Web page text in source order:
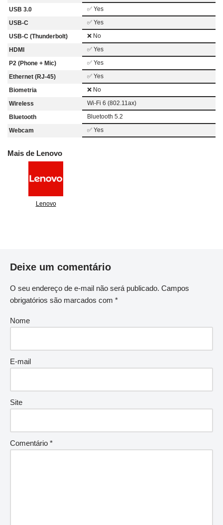
USB 3.0
✅ Yes
USB-C
✅ Yes
USB-C (Thunderbolt)
❌ No
HDMI
✅ Yes
P2 (Phone + Mic)
✅ Yes
Ethernet (RJ-45)
✅ Yes
Biometria
❌ No
Wireless
Wi-Fi 6 (802.11ax)
Bluetooth
Bluetooth 5.2
Webcam
✅ Yes
Mais de Lenovo
Lenovo
Deixe um comentário
O seu endereço de e-mail não será publicado. Campos
obrigatórios são marcados com *
Nome
E-mail
Site
Comentário *